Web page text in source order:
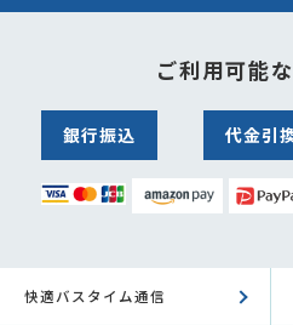
ご利用可能
銀行振込 代金引
快適バスタイム通信